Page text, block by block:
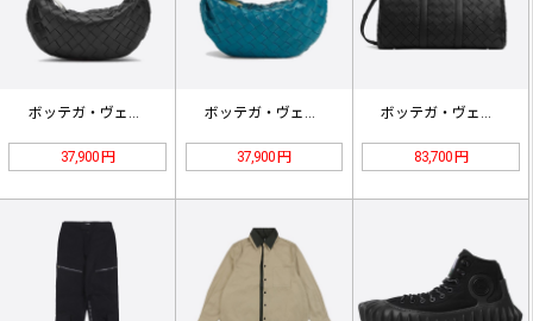
ボッテガ・ヴェネタ ミニ ジョディバ…
37,900 円
ボッテガ・ヴェネタ ミニ ジョディバ…
37,900 円
ボッテガ・ヴェネタイントレチャート …
83,700 円